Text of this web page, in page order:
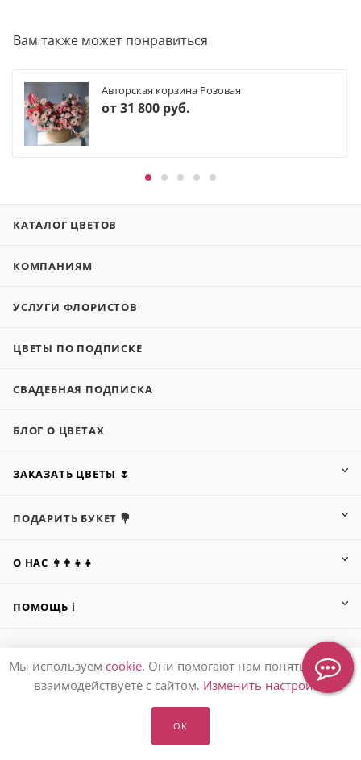
Вам также может понравиться
Авторская корзина Розовая
от31 800 руб.
КАТАЛОГ ЦВЕТОВ
КОМПАНИЯМ
УСЛУГИ ФЛОРИСТОВ
ЦВЕТЫ ПО ПОДПИСКЕ
СВАДЕБНАЯ ПОДПИСКА
БЛОГ О ЦВЕТАХ
ЗАКАЗАТЬ ЦВЕТЫ 🌷
ПОДАРИТЬ БУКЕТ 💐
О НАС 👩‍👩‍👧‍👧
ПОМОЩЬ ℹ️
ПОДПИСАТЬСЯ НА РАССЫЛКУ
Мы используем cookie. Они помогают нам понять, как вы
взаимодействуете с сайтом. Изменить настройки
ОК